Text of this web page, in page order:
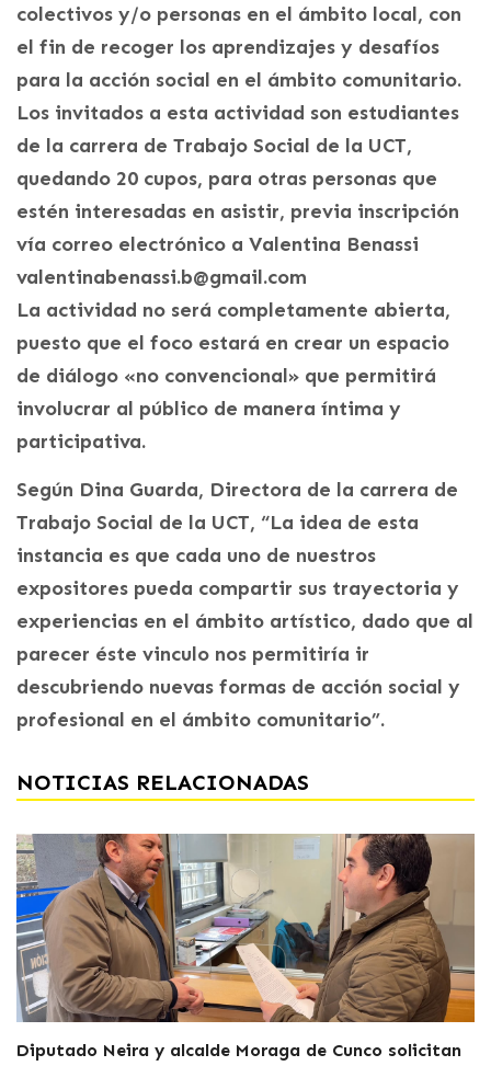
colectivos y/o personas en el ámbito local, con
el fin de recoger los aprendizajes y desafíos
para la acción social en el ámbito comunitario.
Los invitados a esta actividad son estudiantes
de la carrera de Trabajo Social de la UCT,
quedando 20 cupos, para otras personas que
estén interesadas en asistir, previa inscripción
vía correo electrónico a Valentina Benassi
valentinabenassi.b@gmail.com
La actividad no será completamente abierta,
puesto que el foco estará en crear un espacio
de diálogo «no convencional» que permitirá
involucrar al público de manera íntima y
participativa.
Según Dina Guarda, Directora de la carrera de
Trabajo Social de la UCT, “La idea de esta
instancia es que cada uno de nuestros
expositores pueda compartir sus trayectoria y
experiencias en el ámbito artístico, dado que al
parecer éste vinculo nos permitiría ir
descubriendo nuevas formas de acción social y
profesional en el ámbito comunitario”.
NOTICIAS RELACIONADAS
Diputado Neira y alcalde Moraga de Cunco solicitan